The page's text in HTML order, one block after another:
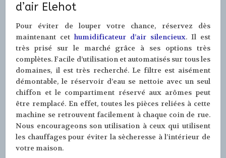
d’air Elehot
Pour éviter de louper votre chance, réservez dès
maintenant cethumidificateur d’air silencieux. Il est
très prisé sur le marché grâce à ses options très
complètes. Facile d’utilisation et automatisés sur tous les
domaines, il est très recherché. Le filtre est aisément
démontable, le réservoir d’eau se nettoie avec un seul
chiffon et le compartiment réservé aux arômes peut
être remplacé. En effet, toutes les pièces reliées à cette
machine se retrouvent facilement à chaque coin de rue.
Nous encourageons son utilisation à ceux qui utilisent
les chauffages pour éviter la sècheresse à l’intérieur de
votre maison.